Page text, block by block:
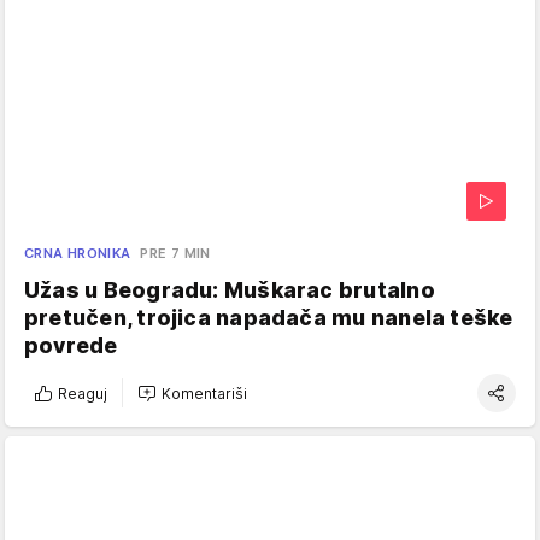
CRNA HRONIKA PRE 7 MIN
Užas u Beogradu: Muškarac brutalno
pretučen, trojica napadača mu nanela teške
povrede
Reaguj Komentariši